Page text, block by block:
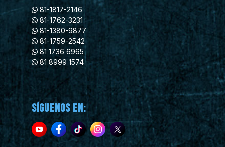
81-1817-2146
81-1762-3231
81-1380-9877
81-1759-2542
81 1736 6965
81 8999 1574
Síguenos en: